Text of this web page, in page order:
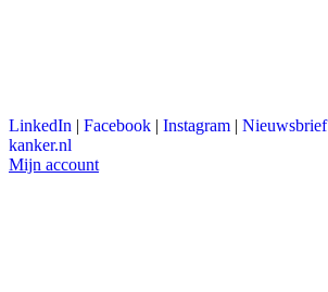
LinkedIn | Facebook | Instagram | Nieuwsbrief
kanker.nl
Mijn account